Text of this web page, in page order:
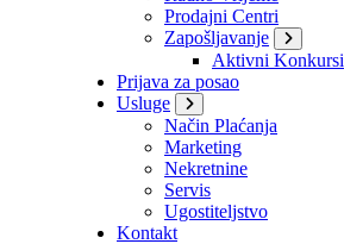
Prodajni Centri
Zapošljavanje
Aktivni Konkursi
Prijava za posao
Usluge
Način Plaćanja
Marketing
Nekretnine
Servis
Ugostiteljstvo
Kontakt